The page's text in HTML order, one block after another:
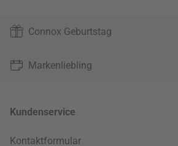
Connox Geburtstag
Markenliebling
Kundenservice
Kontaktformular